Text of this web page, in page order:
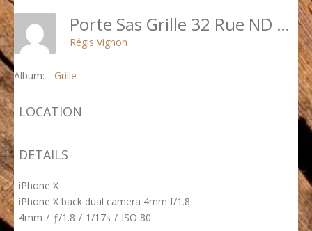
Porte Sas Grille 32 Rue ND De Nazareth
Régis Vignon
Album: Grille
LOCATION
DETAILS
iPhone X
iPhone X back dual camera 4mm f/1.8
4mm / ƒ/1.8 / 1/17s / ISO 80